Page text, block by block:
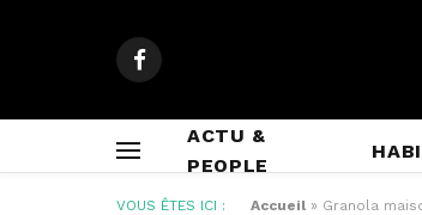
Facebook
ACTU &
PEOPLE
VOUS ÊTES ICI : Accueil » Granola